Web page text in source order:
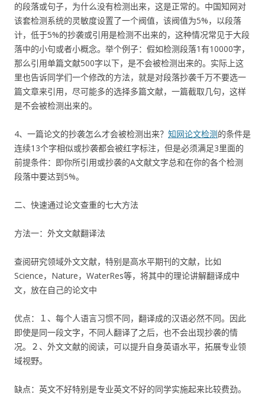
的段落或句子，为什么没有检测出来，这是正常的。中国知网对
该套检测系统的灵敏度设置了一个阀值，该阀值为5%，以段落
计，低于5%的抄袭或引用是检测不出来的，这种情况常见于大段
落中的小句或者小概念。举个例子：假如检测段落1有10000字，
那么引用单篇文献500字以下，是不会被检测出来的。实际上这
里也告诉同学们一个修改的方法，就是对段落抄袭千万不要选一
篇文章来引用，尽可能多的选择多篇文献，一篇截取几句，这样
是不会被检测出来的。
4、一篇论文的抄袭怎么才会被检测出来？ 知网论文检测的条件是
连续13个字相似或抄袭都会被红字标注，但是必须满足3里面的
前提条件：即你所引用或抄袭的A文献文字总和在你的各个检测
段落中要达到5%。
二、快速通过论文查重的七大方法
方法一：外文文献翻译法
查阅研究领域外文文献，特别是高水平期刊的文献，比如
Science，Nature，WaterRes等，将其中的理论讲解翻译成中
文，放在自己的论文中
优点：１、每个人语言习惯不同，翻译成的汉语必然不同。因此
即使是同一段文字，不同人翻译了之后，也不会出现抄袭的情
况。２、外文文献的阅读，可以提升自身英语水平，拓展专业领
域视野。
缺点：英文不好特别是专业英文不好的同学实施起来比较费劲。